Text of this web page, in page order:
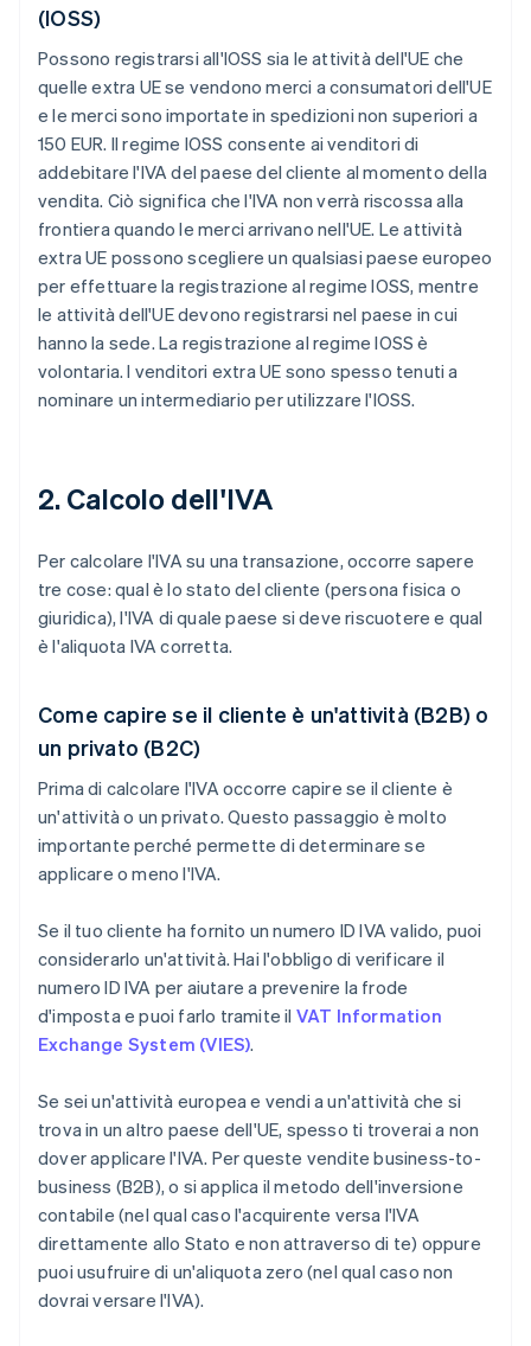
(IOSS)
Possono registrarsi all'IOSS sia le attività dell'UE che
quelle extra UE se vendono merci a consumatori dell'UE
e le merci sono importate in spedizioni non superiori a
150 EUR. Il regime IOSS consente ai venditori di
addebitare l'IVA del paese del cliente al momento della
vendita. Ciò significa che l'IVA non verrà riscossa alla
frontiera quando le merci arrivano nell'UE. Le attività
extra UE possono scegliere un qualsiasi paese europeo
per effettuare la registrazione al regime IOSS, mentre
le attività dell'UE devono registrarsi nel paese in cui
hanno la sede. La registrazione al regime IOSS è
volontaria. I venditori extra UE sono spesso tenuti a
nominare un intermediario per utilizzare l'IOSS.
2. Calcolo dell'IVA
Per calcolare l'IVA su una transazione, occorre sapere
tre cose: qual è lo stato del cliente (persona fisica o
giuridica), l'IVA di quale paese si deve riscuotere e qual
è l'aliquota IVA corretta.
Come capire se il cliente è un'attività (B2B) o
un privato (B2C)
Prima di calcolare l'IVA occorre capire se il cliente è
un'attività o un privato. Questo passaggio è molto
importante perché permette di determinare se
applicare o meno l'IVA.
Se il tuo cliente ha fornito un numero ID IVA valido, puoi
considerarlo un'attività. Hai l'obbligo di verificare il
numero ID IVA per aiutare a prevenire la frode
d'imposta e puoi farlo tramite il VAT Information
Exchange System (VIES).
Se sei un'attività europea e vendi a un'attività che si
trova in un altro paese dell'UE, spesso ti troverai a non
dover applicare l'IVA. Per queste vendite business-to-
business (B2B), o si applica il metodo dell'inversione
contabile (nel qual caso l'acquirente versa l'IVA
direttamente allo Stato e non attraverso di te) oppure
puoi usufruire di un'aliquota zero (nel qual caso non
dovrai versare l'IVA).